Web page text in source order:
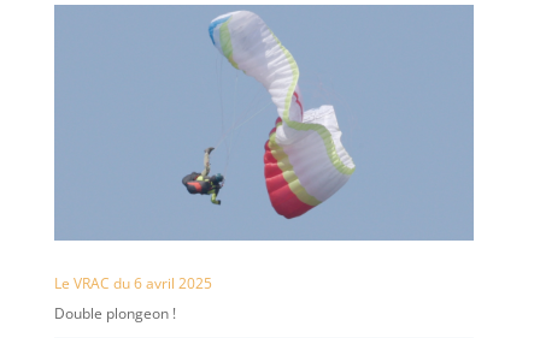
Le VRAC du 6 avril 2025
Double plongeon !